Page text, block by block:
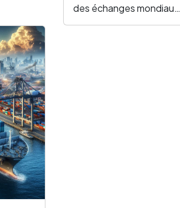
des échanges mondiau…